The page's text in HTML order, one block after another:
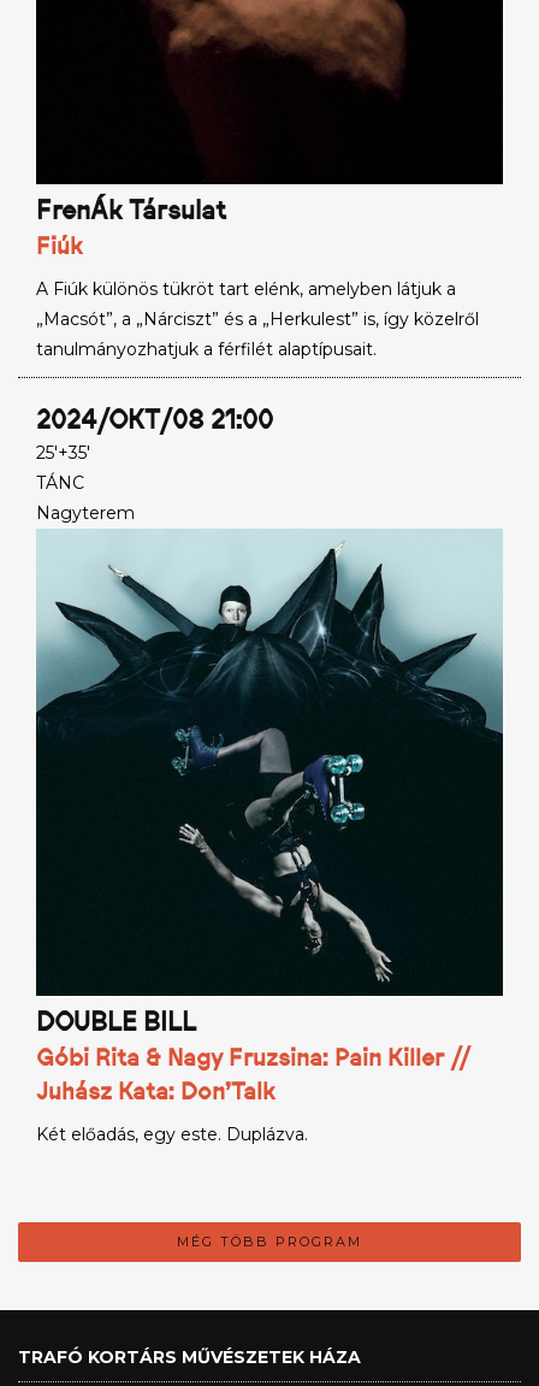
FrenÁk Társulat
Fiúk
A Fiúk különös tükröt tart elénk, amelyben látjuk a
„Macsót”, a „Nárciszt” és a „Herkulest” is, így közelről
tanulmányozhatjuk a férfilét alaptípusait.
2024/OKT/08 21:00
25'+35'
TÁNC
Nagyterem
DOUBLE BILL
Góbi Rita & Nagy Fruzsina: Pain Killer //
Juhász Kata: Don'Talk
Két előadás, egy este. Duplázva.
MÉG TÖBB PROGRAM
TRAFÓ KORTÁRS MŰVÉSZETEK HÁZA